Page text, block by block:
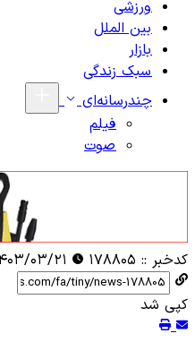
ورزشی
بین الملل
بازار
سبک زندگی
چندرسانه‌ای
فیلم
صوت
کدخبر :: ۱۷۸۸۰۵
کپی شد